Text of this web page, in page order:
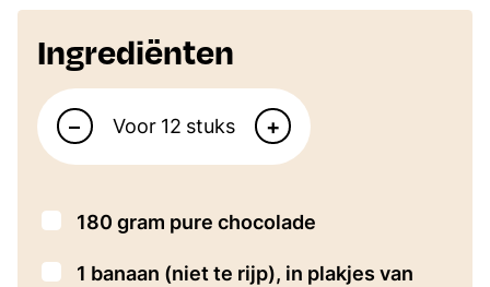
Ingrediënten
Aantal personen
– Voor stuks +
▢
180 gram pure chocolade
▢
1 banaan (niet te rijp), in plakjes van